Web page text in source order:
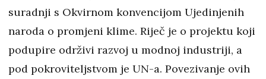
suradnji s Okvirnom konvencijom Ujedinjenih
naroda o promjeni klime. Riječ je o projektu koji
podupire održivi razvoj u modnoj industriji, a
pod pokroviteljstvom je UN-a. Povezivanje ovih